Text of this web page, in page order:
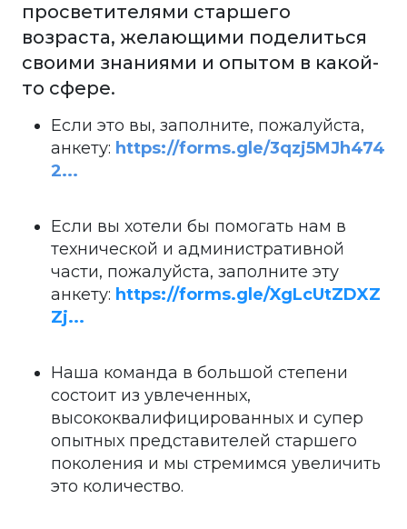
просветителями старшего
возраста, желающими поделиться
своими знаниями и опытом в какой-
то сфере.
Если это вы, заполните, пожалуйста,
анкету: https://forms.gle/3qzj5MJh474
2...
Если вы хотели бы помогать нам в
технической и административной
части, пожалуйста, заполните эту
анкету: https://forms.gle/XgLcUtZDXZ
Zj...
Наша команда в большой степени
состоит из увлеченных,
высококвалифицированных и супер
опытных представителей старшего
поколения и мы стремимся увеличить
это количество.